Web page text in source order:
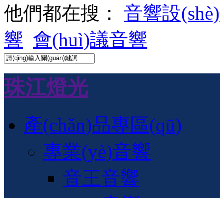
他們都在搜： 音響設
響 會(huì)議音響
珠江燈光
產(chǎn)品專區(qū)
專業(yè)音響
音王音響